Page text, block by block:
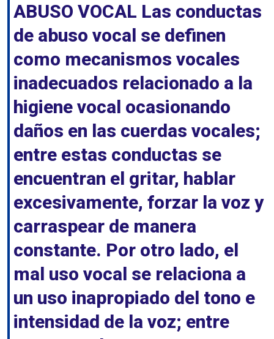
ABUSO VOCAL Las conductas
de abuso vocal se definen
como mecanismos vocales
inadecuados relacionado a la
higiene vocal ocasionando
daños en las cuerdas vocales;
entre estas conductas se
encuentran el gritar, hablar
excesivamente, forzar la voz y
carraspear de manera
constante. Por otro lado, el
mal uso vocal se relaciona a
un uso inapropiado del tono e
intensidad de la voz; entre